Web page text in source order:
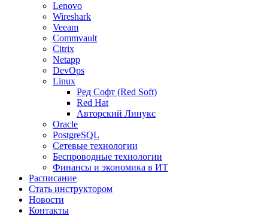
Lenovo
Wireshark
Veeam
Commvault
Citrix
Netapp
DevOps
Linux
Ред Софт (Red Soft)
Red Hat
Авторский Линукс
Oracle
PostgreSQL
Сетевые технологии
Беспроводные технологии
Финансы и экономика в ИТ
Расписание
Стать инструктором
Новости
Контакты